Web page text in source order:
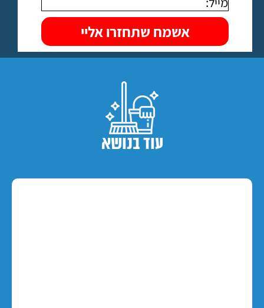
עוד בנושא